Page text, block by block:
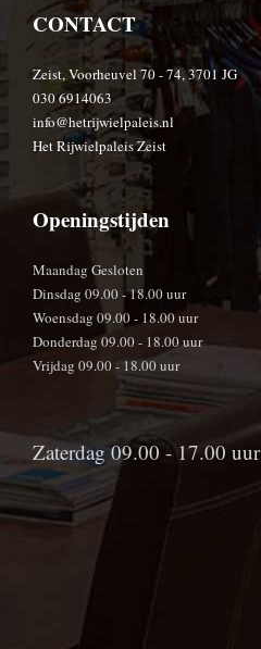
CONTACT
Zeist, Voorheuvel 70 - 74, 3701 JG
030 6914063
info@hetrijwielpaleis.nl
Het Rijwielpaleis Zeist
Openingstijden
Maandag Gesloten
Dinsdag 09.00 - 18.00 uur
Woensdag 09.00 - 18.00 uur
Donderdag 09.00 - 18.00 uur
Vrijdag 09.00 - 18.00 uur
Zaterdag 09.00 - 17.00 uur